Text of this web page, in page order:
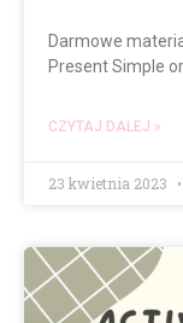
Darmowe
Present Simple
CZYTAJ DALEJ »
23 kwietnia 2023